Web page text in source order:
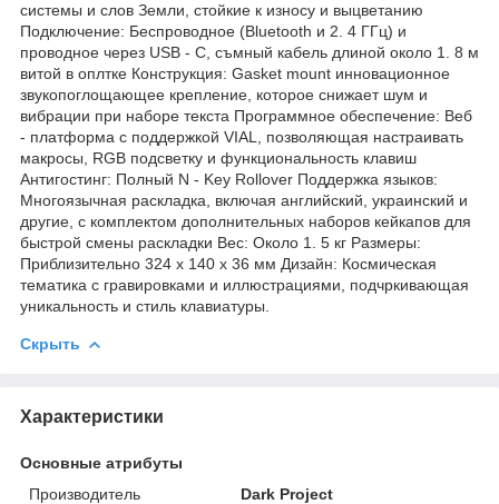
системы и слов Земли, стойкие к износу и выцветанию
Подключение: Беспроводное (Bluetooth и 2. 4 ГГц) и
проводное через USB - C, съмный кабель длиной около 1. 8 м
витой в оплтке Конструкция: Gasket mount инновационное
звукопоглощающее крепление, которое снижает шум и
вибрации при наборе текста Программное обеспечение: Веб
- платформа с поддержкой VIAL, позволяющая настраивать
макросы, RGB подсветку и функциональность клавиш
Антигостинг: Полный N - Key Rollover Поддержка языков:
Многоязычная раскладка, включая английский, украинский и
другие, с комплектом дополнительных наборов кейкапов для
быстрой смены раскладки Вес: Около 1. 5 кг Размеры:
Приблизительно 324 x 140 x 36 мм Дизайн: Космическая
тематика с гравировками и иллюстрациями, подчркивающая
уникальность и стиль клавиатуры.
Скрыть
Характеристики
Основные атрибуты
Производитель
Dark Project